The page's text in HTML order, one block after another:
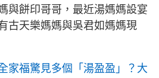
與餅印哥哥，最近湯媽媽設宴
古天樂媽媽與吳君如媽媽現
家福驚見多個「湯盈盈」？大